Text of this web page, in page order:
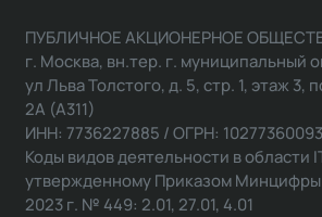
ПУБЛИЧНОЕ АКЦИОНЕРНОЕ
г. Москва, вн.тер. г. муниципальный
ул Льва Толстого, д. 5, стр. 1, этаж
2А (А311)
ИНН: 7736227885 / ОГРН:
Коды видов деятельности в области
утвержденному Приказом Минцифры
2023 г. № 449: 2.01, 27.01, 4.01